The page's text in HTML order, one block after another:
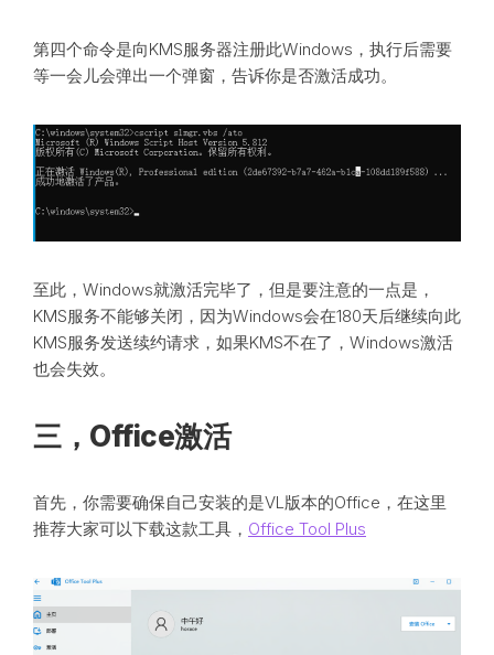
第四个命令是向KMS服务器注册此Windows，执行后需要
等一会儿会弹出一个弹窗，告诉你是否激活成功。
至此，Windows就激活完毕了，但是要注意的一点是，
KMS服务不能够关闭，因为Windows会在180天后继续向此
KMS服务发送续约请求，如果KMS不在了，Windows激活
也会失效。
三，Office激活
首先，你需要确保自己安装的是VL版本的Office，在这里
推荐大家可以下载这款工具， Office Tool Plus